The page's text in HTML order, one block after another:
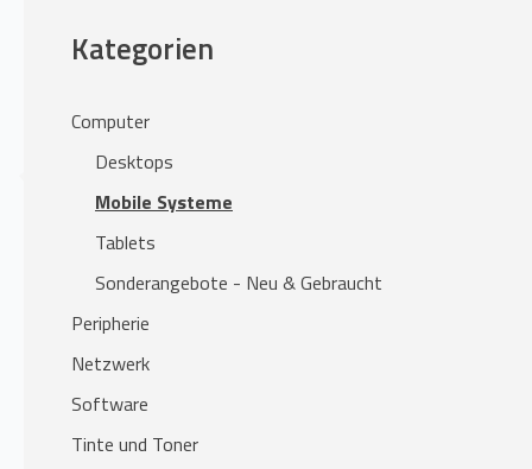
Kategorien
Computer
Desktops
Mobile Systeme
Tablets
Sonderangebote - Neu & Gebraucht
Peripherie
Netzwerk
Software
Tinte und Toner